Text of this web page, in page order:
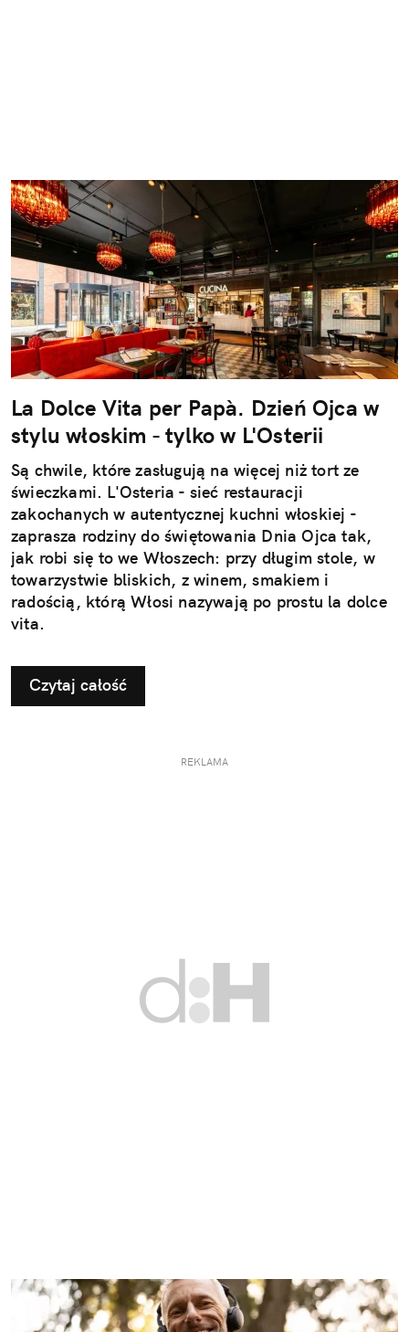
La Dolce Vita per Papà. Dzień Ojca w
stylu włoskim - tylko w L'Osterii
Są chwile, które zasługują na więcej niż tort ze
świeczkami. L'Osteria - sieć restauracji
zakochanych w autentycznej kuchni włoskiej -
zaprasza rodziny do świętowania Dnia Ojca tak,
jak robi się to we Włoszech: przy długim stole, w
towarzystwie bliskich, z winem, smakiem i
radością, którą Włosi nazywają po prostu la dolce
vita.
Czytaj całość
REKLAMA